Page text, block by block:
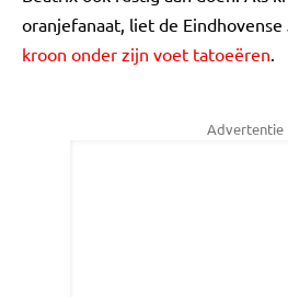
oranjefanaat, liet de
kroon onder zijn voet tatoeëren.
Advertentie